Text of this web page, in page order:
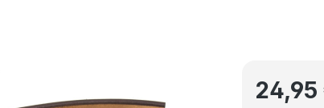
Regulärer
24,95